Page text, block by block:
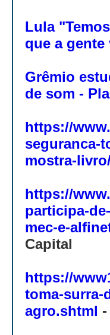
Lula
que a
Grêmio
de som -
https://
seguranca-
mostra-
https://
participa-
mec-e-
Capital
https://
toma-surra-
agro.shtml -